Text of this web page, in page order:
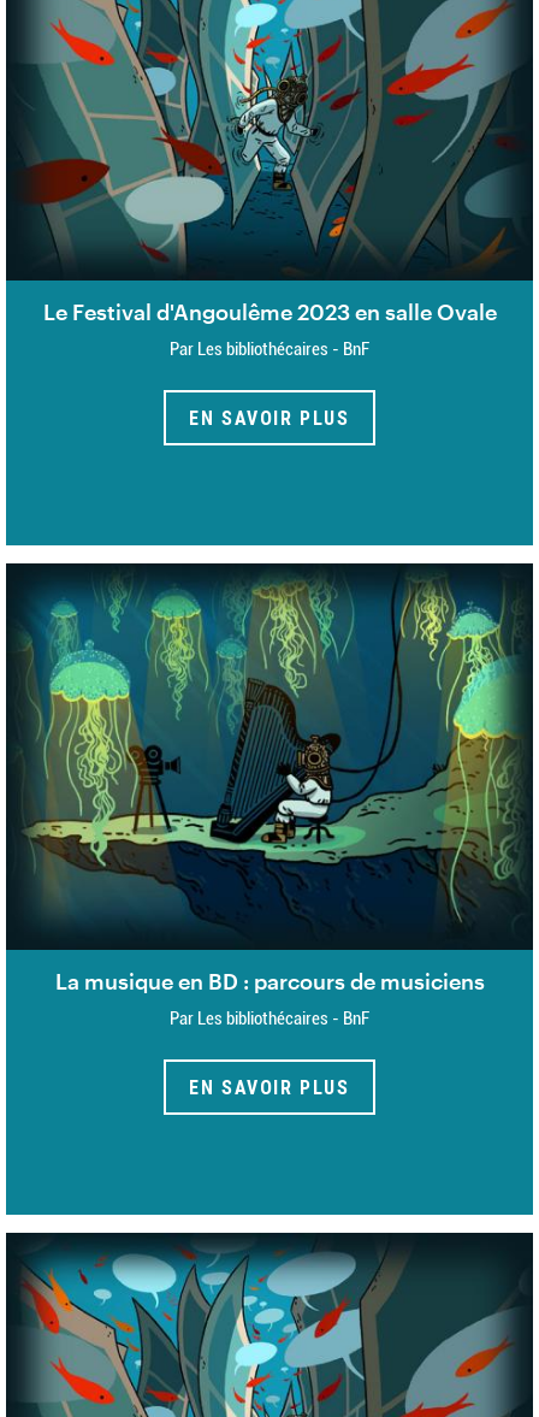
Le Festival d'Angoulême 2023 en salle Ovale
Par Les bibliothécaires - BnF
EN SAVOIR PLUS
La musique en BD : parcours de musiciens
Par Les bibliothécaires - BnF
EN SAVOIR PLUS